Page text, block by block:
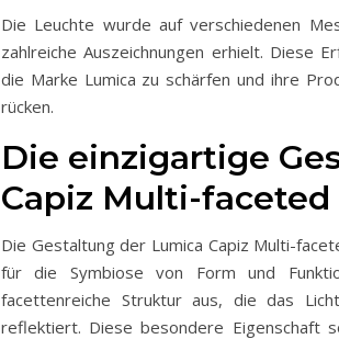
Die Leuchte wurde auf verschiedenen
zahlreiche Auszeichnungen erhielt. Diese
die Marke Lumica zu schärfen und ihre
rücken.
Die einzigartige
Capiz Multi-
Die Gestaltung der Lumica Capiz Multi-
für die Symbiose von Form und
facettenreiche Struktur aus, die das
reflektiert. Diese besondere Eigenschaft